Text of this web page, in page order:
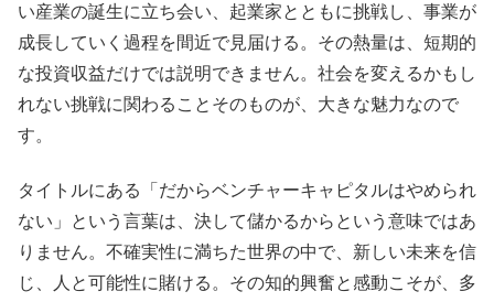
い産業の誕生に立ち会い、起業家とともに挑戦し、事業が
成長していく過程を間近で見届ける。その熱量は、短期的
な投資収益だけでは説明できません。社会を変えるかもし
れない挑戦に関わることそのものが、大きな魅力なので
す。
タイトルにある「だからベンチャーキャピタルはやめられ
ない」という言葉は、決して儲かるからという意味ではあ
りません。不確実性に満ちた世界の中で、新しい未来を信
じ、人と可能性に賭ける。その知的興奮と感動こそが、多